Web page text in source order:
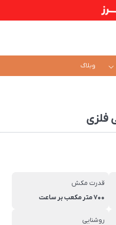
وبلاگ
قدرت مکش
700 متر مکعب بر ساعت
روشنایی